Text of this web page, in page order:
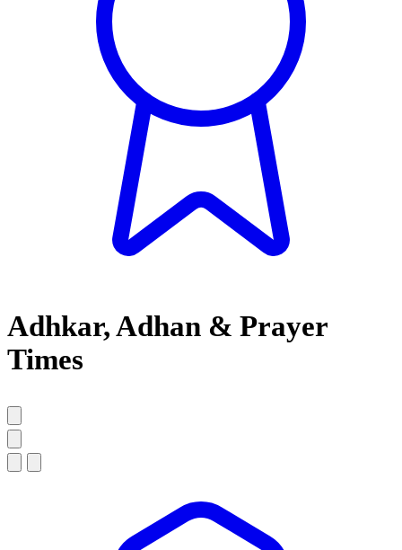
Adhkar, Adhan & Prayer
Times